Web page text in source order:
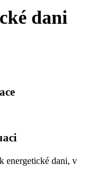
dani
energetické dani, v